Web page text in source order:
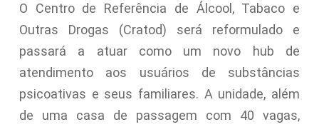
O Centro de Referência de Álcool, Tabaco e
Outras Drogas (Cratod) será reformulado e
passará a atuar como um novo hub de
atendimento aos usuários de substâncias
psicoativas e seus familiares. A unidade, além
de uma casa de passagem com 40 vagas,